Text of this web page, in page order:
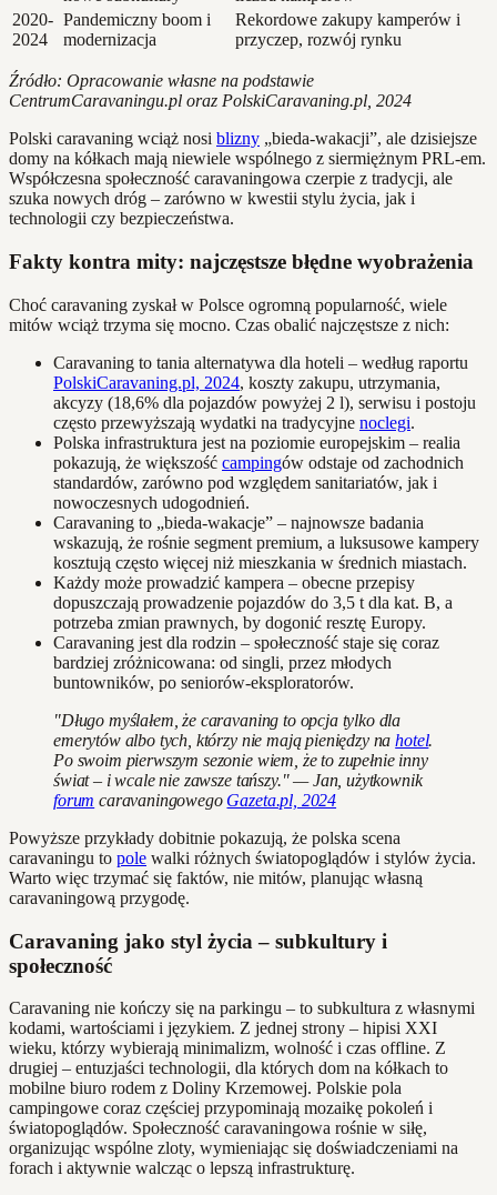
2020-
2024
Pandemiczny boom i
modernizacja
Rekordowe zakupy kamperów i
przyczep, rozwój rynku
Źródło: Opracowanie własne na podstawie
CentrumCaravaningu.pl oraz PolskiCaravaning.pl, 2024
Polski caravaning wciąż nosi blizny „bieda-wakacji”, ale dzisiejsze
domy na kółkach mają niewiele wspólnego z siermiężnym PRL-em.
Współczesna społeczność caravaningowa czerpie z tradycji, ale
szuka nowych dróg – zarówno w kwestii stylu życia, jak i
technologii czy bezpieczeństwa.
Fakty kontra mity: najczęstsze błędne wyobrażenia
Choć caravaning zyskał w Polsce ogromną popularność, wiele
mitów wciąż trzyma się mocno. Czas obalić najczęstsze z nich:
Caravaning to tania alternatywa dla hoteli – według raportu
PolskiCaravaning.pl, 2024, koszty zakupu, utrzymania,
akcyzy (18,6% dla pojazdów powyżej 2 l), serwisu i postoju
często przewyższają wydatki na tradycyjne noclegi.
Polska infrastruktura jest na poziomie europejskim – realia
pokazują, że większość campingów odstaje od zachodnich
standardów, zarówno pod względem sanitariatów, jak i
nowoczesnych udogodnień.
Caravaning to „bieda-wakacje” – najnowsze badania
wskazują, że rośnie segment premium, a luksusowe kampery
kosztują często więcej niż mieszkania w średnich miastach.
Każdy może prowadzić kampera – obecne przepisy
dopuszczają prowadzenie pojazdów do 3,5 t dla kat. B, a
potrzeba zmian prawnych, by dogonić resztę Europy.
Caravaning jest dla rodzin – społeczność staje się coraz
bardziej zróżnicowana: od singli, przez młodych
buntowników, po seniorów-eksploratorów.
"Długo myślałem, że caravaning to opcja tylko dla
emerytów albo tych, którzy nie mają pieniędzy nahotel.
Po swoim pierwszym sezonie wiem, że to zupełnie inny
świat – i wcale nie zawsze tańszy." — Jan, użytkownik
forum caravaningowego Gazeta.pl, 2024
Powyższe przykłady dobitnie pokazują, że polska scena
caravaningu to pole walki różnych światopoglądów i stylów życia.
Warto więc trzymać się faktów, nie mitów, planując własną
caravaningową przygodę.
Caravaning jako styl życia – subkultury i
społeczność
Caravaning nie kończy się na parkingu – to subkultura z własnymi
kodami, wartościami i językiem. Z jednej strony – hipisi XXI
wieku, którzy wybierają minimalizm, wolność i czas offline. Z
drugiej – entuzjaści technologii, dla których dom na kółkach to
mobilne biuro rodem z Doliny Krzemowej. Polskie pola
campingowe coraz częściej przypominają mozaikę pokoleń i
światopoglądów. Społeczność caravaningowa rośnie w siłę,
organizując wspólne zloty, wymieniając się doświadczeniami na
forach i aktywnie walcząc o lepszą infrastrukturę.